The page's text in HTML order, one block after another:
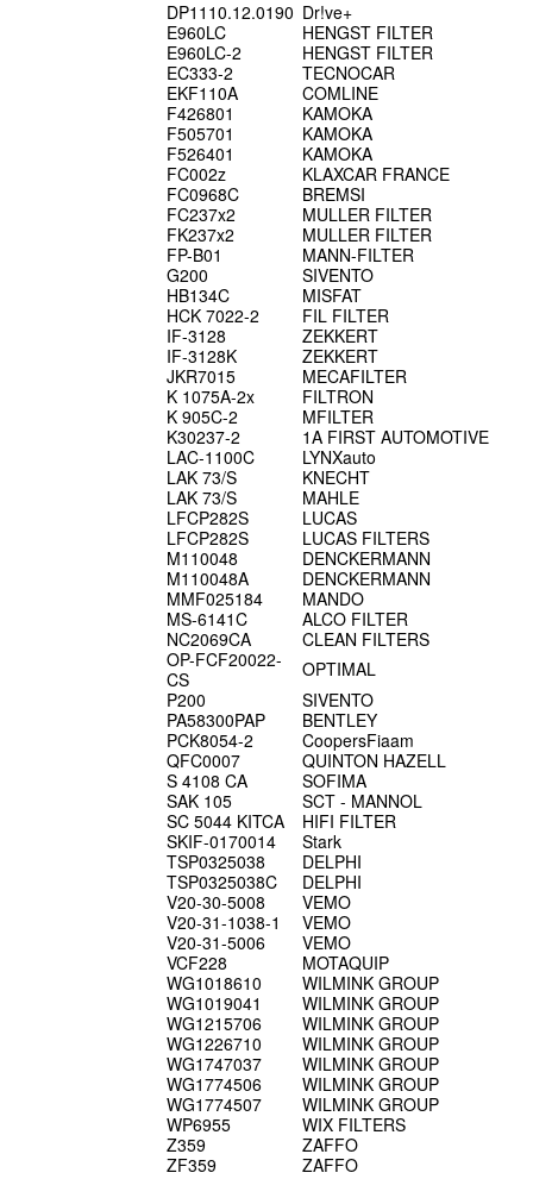
DP1110.12.0190 Dr!ve+
E960LC
HENGST FILTER
E960LC-2
HENGST FILTER
EC333-2
TECNOCAR
EKF110A
COMLINE
F426801
KAMOKA
F505701
KAMOKA
F526401
KAMOKA
FC002z
KLAXCAR FRANCE
FC0968C
BREMSI
FC237x2
MULLER FILTER
FK237x2
MULLER FILTER
FP-B01
MANN-FILTER
G200
SIVENTO
HB134C
MISFAT
HCK 7022-2
FIL FILTER
IF-3128
ZEKKERT
IF-3128K
ZEKKERT
JKR7015
MECAFILTER
K 1075A-2x
FILTRON
K 905C-2
MFILTER
K30237-2
1A FIRST AUTOMOTIVE
LAC-1100C
LYNXauto
LAK 73/S
KNECHT
LAK 73/S
MAHLE
LFCP282S
LUCAS
LFCP282S
LUCAS FILTERS
M110048
DENCKERMANN
M110048A
DENCKERMANN
MMF025184
MANDO
MS-6141C
ALCO FILTER
NC2069CA
CLEAN FILTERS
OP-FCF20022-
CS
OPTIMAL
P200
SIVENTO
PA58300PAP
BENTLEY
PCK8054-2
CoopersFiaam
QFC0007
QUINTON HAZELL
S 4108 CA
SOFIMA
SAK 105
SCT - MANNOL
SC 5044 KITCA
HIFI FILTER
SKIF-0170014
Stark
TSP0325038
DELPHI
TSP0325038C
DELPHI
V20-30-5008
VEMO
V20-31-1038-1
VEMO
V20-31-5006
VEMO
VCF228
MOTAQUIP
WG1018610
WILMINK GROUP
WG1019041
WILMINK GROUP
WG1215706
WILMINK GROUP
WG1226710
WILMINK GROUP
WG1747037
WILMINK GROUP
WG1774506
WILMINK GROUP
WG1774507
WILMINK GROUP
WP6955
WIX FILTERS
Z359
ZAFFO
ZF359
ZAFFO